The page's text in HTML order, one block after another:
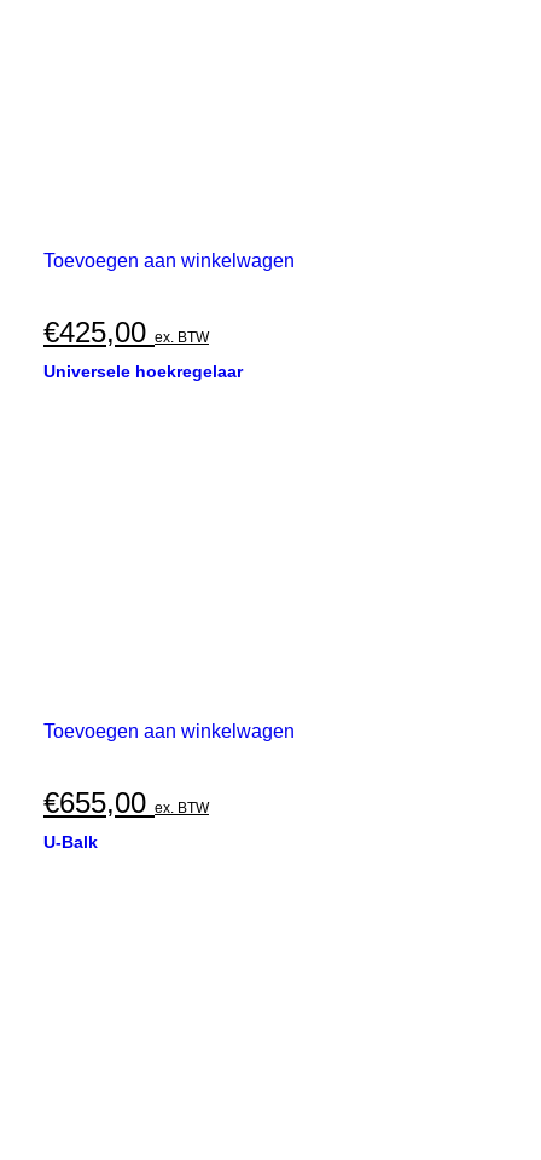
Toevoegen aan winkelwagen
€425,00 ex. BTW
Universele hoekregelaar
Toevoegen aan winkelwagen
€655,00 ex. BTW
U-Balk